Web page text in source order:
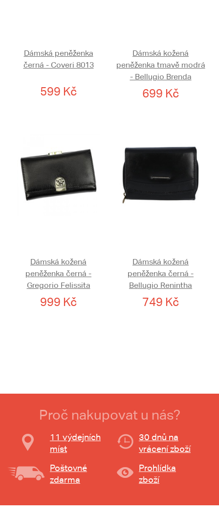
Dámská peněženka
černá - Coveri 8013
599 Kč
Dámská kožená
peněženka tmavě modrá
- Bellugio Brenda
699 Kč
Dámská kožená
peněženka černá -
Gregorio Felissita
999 Kč
Dámská kožená
peněženka černá -
Bellugio Renintha
749 Kč
Proč nakupovat u nás?
11 výdejních
míst
30 dnů na
vrácení zboží
Poštovné
zdarma
Prohlídka
zboží